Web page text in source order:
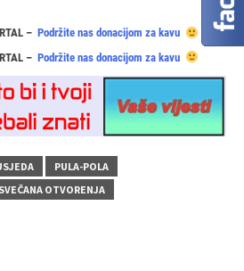
– Podržite nas donacijom za kavu
– Podržite nas donacijom za kavu
PULA-POLA
SVEČANA OTVORENJA